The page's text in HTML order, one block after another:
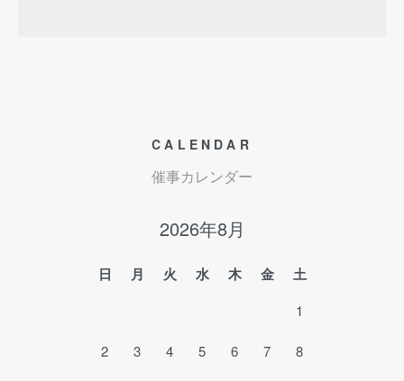
CALENDAR
催事カレンダー
2026年8月
日 月 火 水 木 金 土
1
2 3 4 5 6 7 8